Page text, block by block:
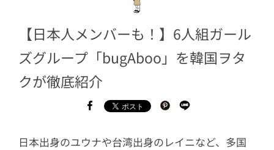
【日本人メンバーも！】6人組ガール
ズグループ「bugAboo」を韓国ヲタ
クが徹底紹介
日本出身のユウナや台湾出身のレイニなど、多国